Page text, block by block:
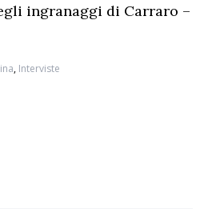
ingranaggi di Carraro –
, Interviste